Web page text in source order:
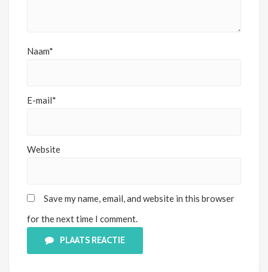
Naam*
E-mail*
Website
Save my name, email, and website in this browser
for the next time I comment.
PLAATS REACTIE